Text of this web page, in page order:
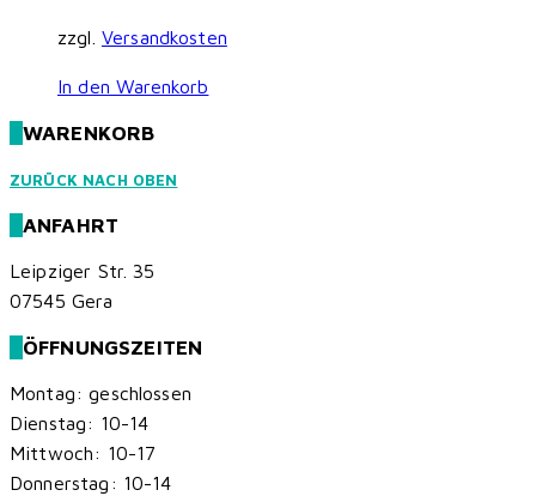
zzgl. Versandkosten
In den Warenkorb
WARENKORB
ZURÜCK NACH OBEN
ANFAHRT
Leipziger Str. 35
07545 Gera
ÖFFNUNGSZEITEN
Montag: geschlossen
Dienstag: 10-14
Mittwoch: 10-17
Donnerstag: 10-14